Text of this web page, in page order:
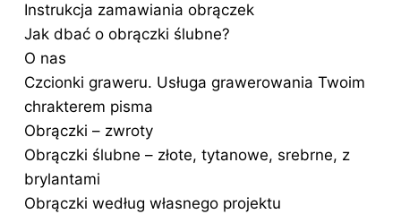
Instrukcja zamawiania obrączek
Jak dbać o obrączki ślubne?
O nas
Czcionki graweru. Usługa grawerowania Twoim
chrakterem pisma
Obrączki – zwroty
Obrączki ślubne – złote, tytanowe, srebrne, z
brylantami
Obrączki według własnego projektu